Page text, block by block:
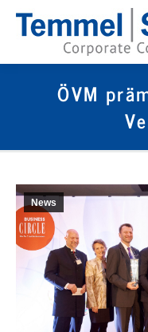
ÖVM
News